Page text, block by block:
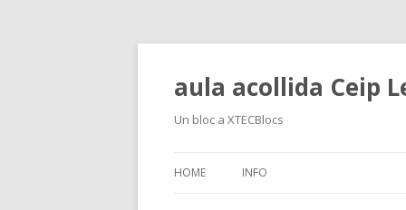
aula acollida Ceip
Un bloc a XTECBlocs
HOME INFO